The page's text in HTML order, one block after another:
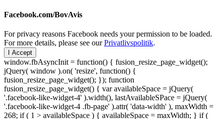
Facebook.com/BovAvis
For privacy reasons Facebook needs your permission to be loaded.
For more details, please see ourPrivatlivspolitik.
I Accept
window.fbAsyncInit = function() { fusion_resize_page_widget();
jQuery( window ).on( 'resize', function() {
fusion_resize_page_widget(); }); function
fusion_resize_page_widget() { var availableSpace = jQuery(
'.facebook-like-widget-4' ).width(), lastAvailableSPace = jQuery(
'.facebook-like-widget-4 .fb-page' ).attr( 'data-width' ), maxWidth =
268; if ( 1 > availableSpace ) { availableSpace = maxWidth; } if (